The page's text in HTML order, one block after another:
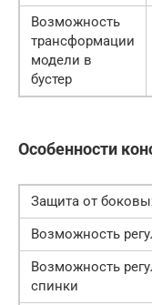
Возможность
трансформации
модели в
бустер
Особенности
Защита от
Возможность
Возможность
спинки